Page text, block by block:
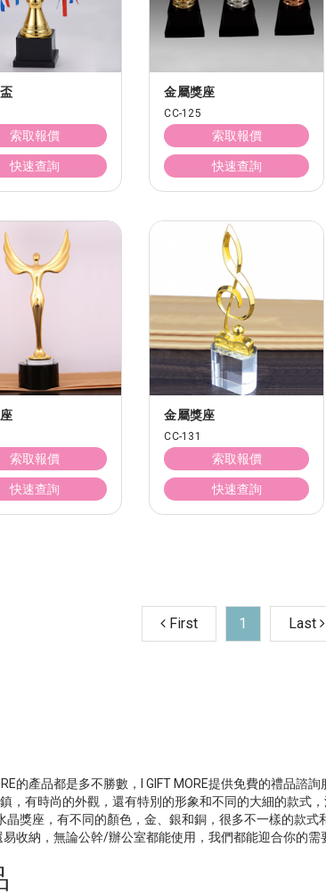
索取報價
快速查詢
金屬獎座
CC-125
索取報價
快速查詢
索取報價
快速查詢
金屬獎座
CC-131
索取報價
快速查詢
First 1 Last
的產品都是多不勝數，I GIFT MORE提供免費的禮品
，有時尚的外觀，還有特別的形象和不同的大細的款式
晶獎座，有不同的顏色，金、銀和銅，很多不一樣的款式
收納，無論公幹/辦公室都能使用，我們都能迎合你的需